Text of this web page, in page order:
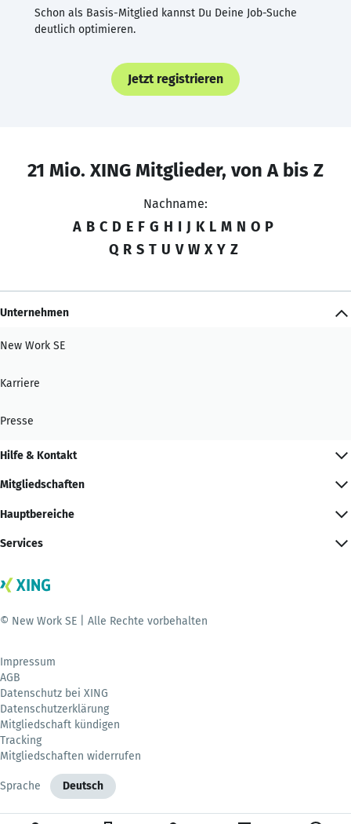
Schon als Basis-Mitglied kannst Du Deine Job-Suche
deutlich optimieren.
Jetzt registrieren
21 Mio. XING Mitglieder, von A bis Z
Nachname:
A B C D E F G H I J K L M N O P
Q R S T U V W X Y Z
Unternehmen
New Work SE
Karriere
Presse
Hilfe & Kontakt
Mitgliedschaften
Hauptbereiche
Services
© New Work SE | Alle Rechte vorbehalten
Impressum
AGB
Datenschutz bei XING
Datenschutzerklärung
Mitgliedschaft kündigen
Tracking
Mitgliedschaften widerrufen
Sprache Deutsch